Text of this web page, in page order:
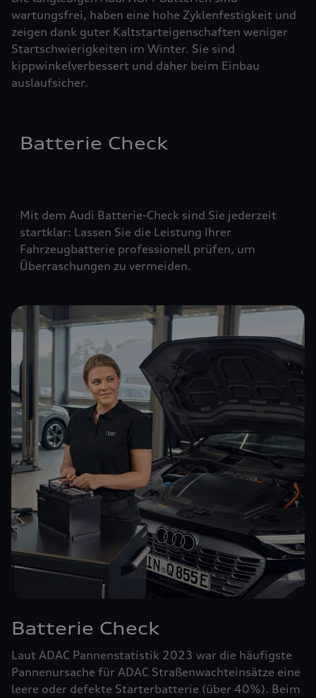
wartungsfrei, haben eine hohe Zyklenfestigkeit und
zeigen dank guter Kaltstarteigenschaften weniger
Startschwierigkeiten im Winter. Sie sind
kippwinkelverbessert und daher beim Einbau
auslaufsicher.
Batterie Check
Mit dem Audi Batterie-Check sind Sie jederzeit
startklar: Lassen Sie die Leistung Ihrer
Fahrzeugbatterie professionell prüfen, um
Überraschungen zu vermeiden.
Batterie Check
Laut ADAC Pannenstatistik 2023 war die häufigste
Pannenursache für ADAC Straßenwachteinsätze eine
leere oder defekte Starterbatterie (über 40%). Beim